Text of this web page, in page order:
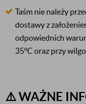
Taśm nie należy
dostawy z
odpowiednich
35°C oraz przy
⚠️ WAŻNE